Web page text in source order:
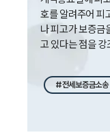
호를 알려주어 피
나 피고가 보증금
고 있다는 점을
#전세보증금소송